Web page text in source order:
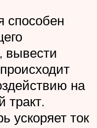
способен
вывести
на
тракт.
ускоряет ток